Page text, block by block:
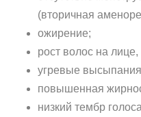
(вторичная
ожирение;
рост волос на
угревые
повышенная
низкий тембр